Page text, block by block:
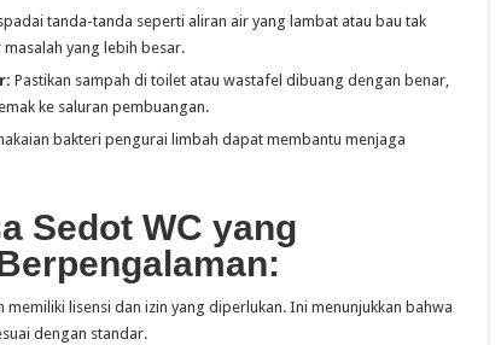
tanda-tanda seperti aliran air yang lambat atau bau tak
yang lebih besar.
Pastikan sampah di toilet atau wastafel dibuang dengan benar,
ke saluran pembuangan.
bakteri pengurai limbah dapat membantu menjaga
Sedot WC yang
memiliki lisensi dan izin yang diperlukan. Ini menunjukkan bahwa
dengan standar.